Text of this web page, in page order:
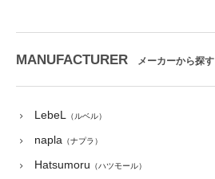
MANUFACTURER メーカーから探す
LebeL （ルベル）
napla （ナプラ）
Hatsumoru （ハツモール）